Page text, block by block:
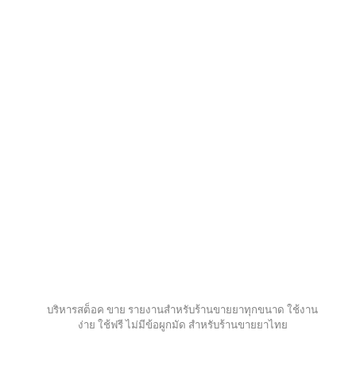
บริหารสต็อค ขาย รายงานสำหรับร้านขายยาทุกขนาด ใช้งาน
ง่าย ใช้ฟรี ไม่มีข้อผูกมัด สำหรับร้านขายยาไทย